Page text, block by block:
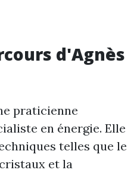
d'Agnès
praticienne
en énergie. Elle
telles que le
et la